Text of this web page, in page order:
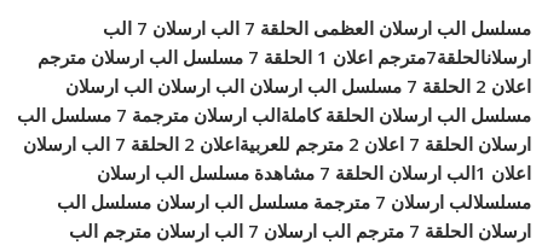
مسلسل الب ارسلان العظمى الحلقة 7 الب ارسلان 7 الب
ارسلانالحلقة7مترجم اعلان 1 الحلقة 7 مسلسل الب ارسلان مترجم
اعلان 2 الحلقة 7 مسلسل الب ارسلان الب ارسلان الب ارسلان
مسلسل الب ارسلان الحلقة كاملةالب ارسلان مترجمة 7 مسلسل الب
ارسلان الحلقة 7 اعلان 2 مترجم للعربيةاعلان 2 الحلقة 7 الب ارسلان
اعلان 1الب ارسلان الحلقة 7 مشاهدة مسلسل الب ارسلان
مسلسلالب ارسلان 7 مترجمة مسلسل الب ارسلان مسلسل الب
ارسلان الحلقة 7 مترجم الب ارسلان 7 الب ارسلان مترجم الب